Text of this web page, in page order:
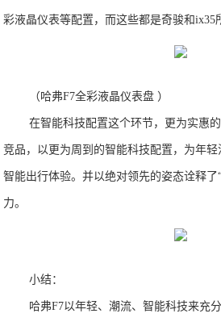
彩液晶仪表等配置，而这些都是奇骏和ix35
（哈弗F7全彩液晶仪表盘 ）
在智能科技配置这个环节，更为实惠
竞品，以更为周到的智能科技配置，为年
智能出行体验。并以绝对领先的姿态诠释
力。
小结：
哈弗F7以年轻、潮流、智能科技来充